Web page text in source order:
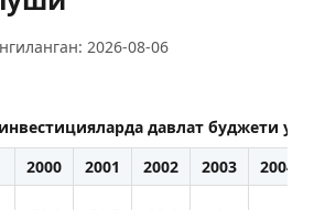
2026-08-06
давлат буджети
2000 2001 2002 2003
2004